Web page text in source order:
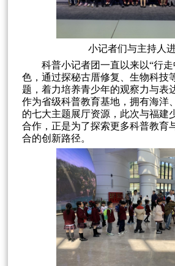
小记者们与主持人
科普小记者团一直以来以“行走
色，通过探秘古厝修复、生物科技
题，着力培养青少年的观察力与表
作为省级科普教育基地，拥有海洋
的七大主题展厅资源，此次与福建
合作，正是为了探索更多科普教育
合的创新路径。